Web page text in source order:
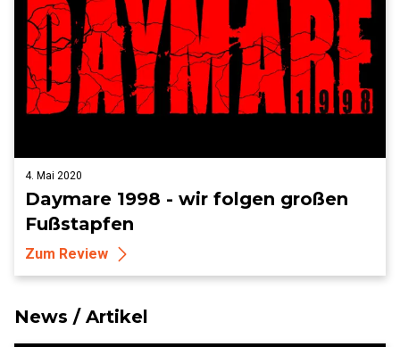
4. Mai 2020
Daymare 1998 - wir folgen großen
Fußstapfen
Zum Review
News / Artikel